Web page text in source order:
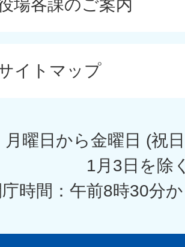
場各課のご案内
イトマップ
月曜日から金曜日 (祝
1月3日を除
庁時間：午前8時30分